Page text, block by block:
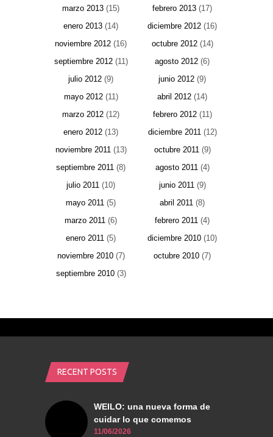
marzo 2013 (15) febrero 2013 (17)
enero 2013 (14) diciembre 2012 (16)
noviembre 2012 (16) octubre 2012(14)
septiembre 2012(11) agosto 2012 (6)
julio 2012 (9) junio 2012 (9)
mayo 2012(11) abril 2012 (14)
marzo 2012 (12) febrero 2012(11)
enero 2012 (13) diciembre 2011(12)
noviembre 2011(13) octubre 2011(9)
septiembre 2011 (8) agosto 2011(4)
julio 2011 (10) junio 2011(9)
mayo 2011 (5) abril 2011 (8)
marzo 2011 (6) febrero 2011 (4)
enero 2011 (5) diciembre 2010 (10)
noviembre 2010(7) octubre 2010 (7)
septiembre 2010(3)
RECENT POSTS
WEILO: una nueva forma de
cuidar lo que comemos
11/06/2026